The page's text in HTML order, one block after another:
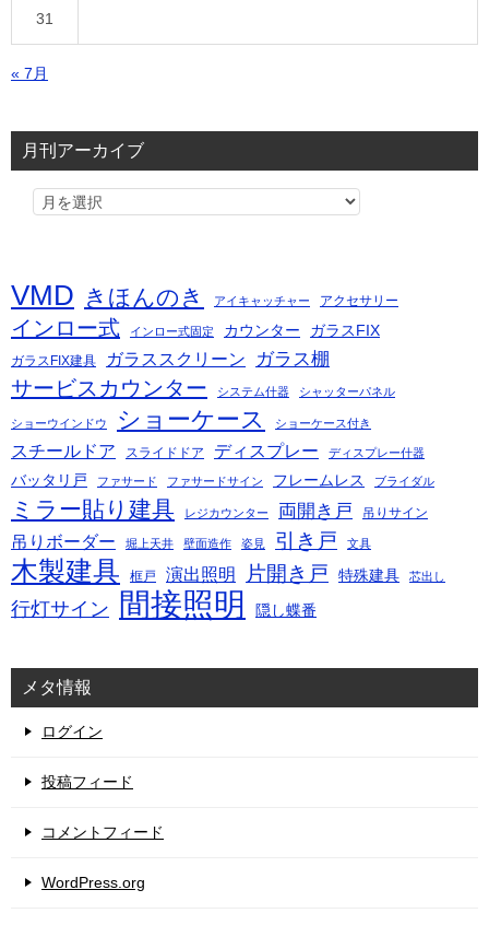
31
« 7月
月刊アーカイブ
VMD きほんのき アイキャッチャー アクセサリー
インロー式 インロー式固定 カウンター ガラスFIX
ガラスFIX建具 ガラススクリーン ガラス棚
サービスカウンター システム什器 シャッターパネル
ショーウインドウ ショーケース ショーケース付き
スチールドア スライドドア ディスプレー ディスプレー什器
バッタリ戸 ファサード ファサードサイン フレームレス ブライダル
ミラー貼り建具 レジカウンター 両開き戸 吊りサイン
吊りボーダー 堀上天井 壁面造作 姿見 引き戸 文具
木製建具 框戸 演出照明 片開き戸 特殊建具 芯出し
行灯サイン 間接照明 隠し蝶番
メタ情報
ログイン
投稿フィード
コメントフィード
WordPress.org